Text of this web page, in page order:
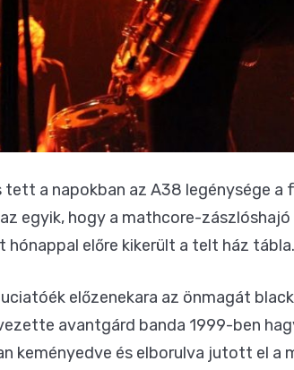
a napokban az A38 legénysége a
egyik, hogy a mathcore-
hónappal előre kikerült a telt ház tábla.
előzenekara az önmagát
avantgárd banda 1999-ben
keményedve és elborulva jutott el a